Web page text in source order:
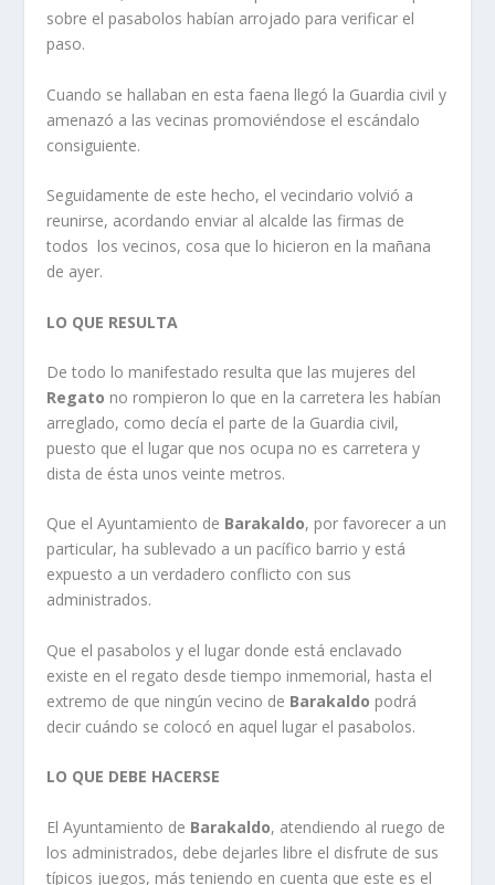
sobre el pasabolos habí­an arrojado para verificar el
paso.
Cuando se hallaban en esta faena llegó la Guardia civil y
amenazó a las vecinas promoviéndose el escándalo
consiguiente.
Seguidamente de este hecho, el vecindario volvió a
reunirse, acordando enviar al alcalde las firmas de
todos los vecinos, cosa que lo hicieron en la mañana
de ayer.
LO QUE RESULTA
De todo lo manifestado resulta que las mujeres del
Regato no rompieron lo que en la carretera les habí­an
arreglado, como decí­a el parte de la Guardia civil,
puesto que el lugar que nos ocupa no es carretera y
dista de ésta unos veinte metros.
Que el Ayuntamiento de Barakaldo, por favorecer a un
particular, ha sublevado a un pací­fico barrio y está
expuesto a un verdadero conflicto con sus
administrados.
Que el pasabolos y el lugar donde está enclavado
existe en el regato desde tiempo inmemorial, hasta el
extremo de que ningún vecino de Barakaldo podrá
decir cuándo se colocó en aquel lugar el pasabolos.
LO QUE DEBE HACERSE
El Ayuntamiento de Barakaldo, atendiendo al ruego de
los administrados, debe dejarles libre el disfrute de sus
tí­picos juegos, más teniendo en cuenta que este es el